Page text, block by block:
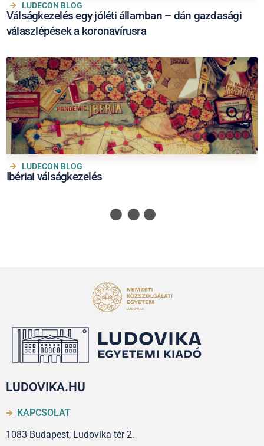
LUDECON BLOG
Válságkezelés egy jóléti államban – dán gazdasági
válaszlépések a koronavírusra
LUDECON BLOG
Ibériai válságkezelés
LUDOVIKA.HU
KAPCSOLAT
1083 Budapest, Ludovika tér 2.